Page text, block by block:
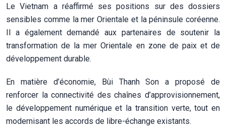
Le Vietnam a réaffirmé ses positions sur des dossiers
sensibles comme la mer Orientale et la péninsule coréenne.
Il a également demandé aux partenaires de soutenir la
transformation de la mer Orientale en zone de paix et de
développement durable.
En matière d’économie, Bùi Thanh Son a proposé de
renforcer la connectivité des chaînes d’approvisionnement,
le développement numérique et la transition verte, tout en
modernisant les accords de libre-échange existants.